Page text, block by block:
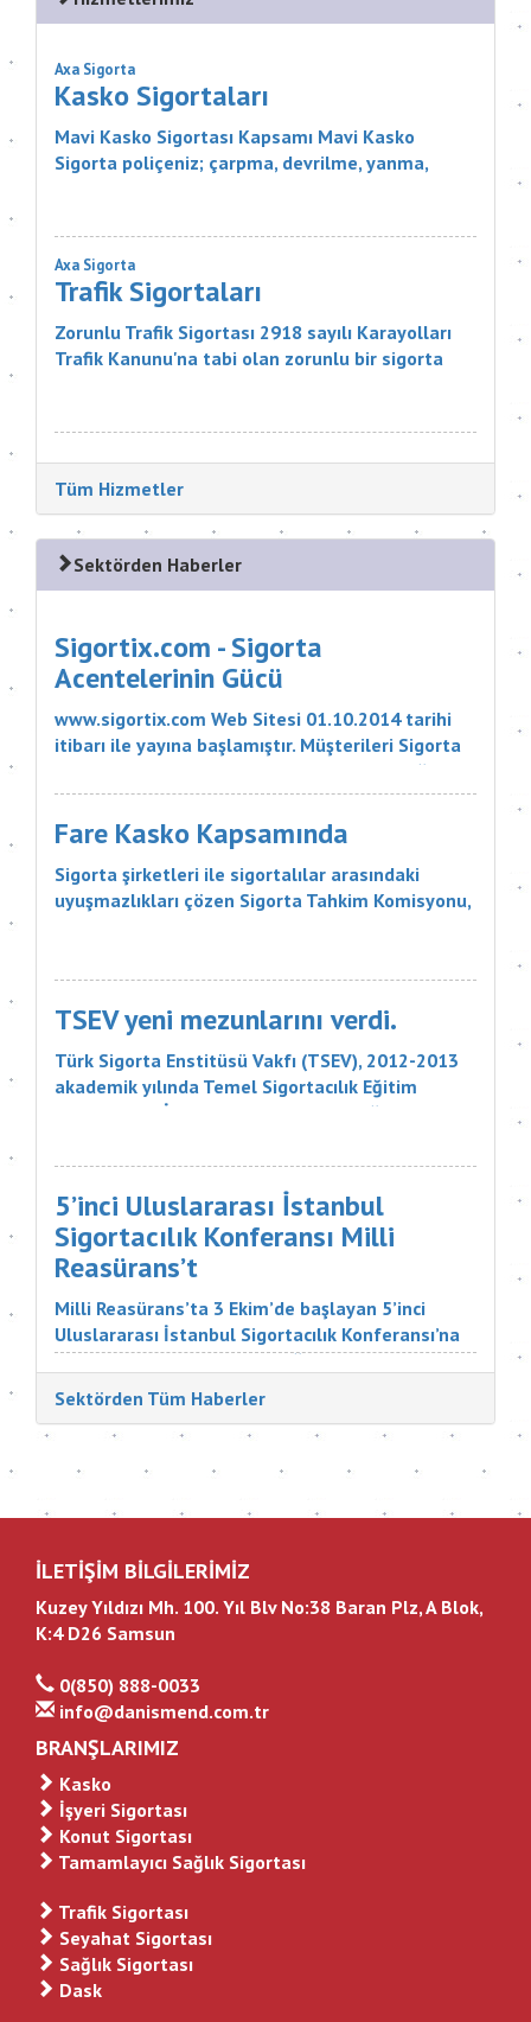
Axa Sigorta
Kasko Sigortaları
Mavi Kasko Sigortası Kapsamı Mavi Kasko
Sigorta poliçeniz; çarpma, devrilme, yanma,
Axa Sigorta
Trafik Sigortaları
Zorunlu Trafik Sigortası 2918 sayılı Karayolları
Trafik Kanunu'na tabi olan zorunlu bir sigorta
Tüm Hizmetler
Sektörden Haberler
Sigortix.com - Sigorta
Acentelerinin Gücü
www.sigortix.com Web Sitesi 01.10.2014 tarihi
itibarı ile yayına başlamıştır. Müşterileri Sigorta
Acentelerini neden tercih etmeleri gerektiği
konusunda bilgilendiren ve Sitedeki Üye Sigorta
Acentelerine müşteri yö...
Fare Kasko Kapsamında
Sigorta şirketleri ile sigortalılar arasındaki
uyuşmazlıkları çözen Sigorta Tahkim Komisyonu,
liralık tazminatı ödemesine karar verdi. Sigorta
Tahkim Komisyonu M...
TSEV yeni mezunlarını verdi.
Türk Sigorta Enstitüsü Vakfı (TSEV), 2012-2013
akademik yılında Temel Sigortacılık Eğitim
Programı ve İleri Düzey Sigortacılık Eğitim
tamamlayan öğrencilerini mezun etti. Sigorta
şirketlerinin &uu...
5’inci Uluslararası İstanbul
Sigortacılık Konferansı Milli
Reasürans’t
Milli Reasürans’ta 3 Ekim’de başlayan 5’inci
Uluslararası İstanbul Sigortacılık Konferansı’na
Türkiye ve dünyadan çok değerli katılımcılar
katıldı. Sigorta Tatbikatçıları Derneği'nin
düzenlediği konferansın aç...
Sektörden Tüm Haberler
İLETİŞİM BİLGİLERİMİZ
Kuzey Yıldızı Mh. 100. Yıl Blv No:38 Baran Plz, A Blok,
K:4 D26 Samsun
0(850) 888-0033
info@danismend.com.tr
BRANŞLARIMIZ
Kasko
İşyeri Sigortası
Konut Sigortası
Tamamlayıcı Sağlık Sigortası
Trafik Sigortası
Seyahat Sigortası
Sağlık Sigortası
Dask